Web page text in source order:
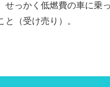
せっかく低燃費の車に乗
（受け売り）。